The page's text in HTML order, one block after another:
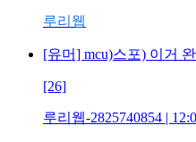
루리웹
[유머] mcu)스포) 이거
[26]
루리웹-2825740854 |